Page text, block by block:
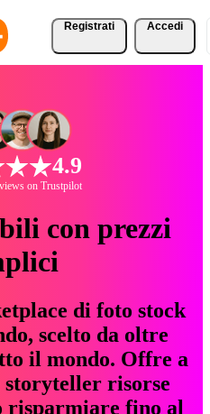
Registrati Accedi
4.9
on Trustpilot
con prezzi
di foto stock
scelto da oltre
il mondo. Offre a
risorse
risparmiare fino al